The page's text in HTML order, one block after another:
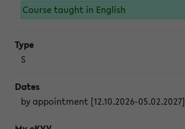
Course taught in English
S
by appointment [12.10.2026-05.02.2027]